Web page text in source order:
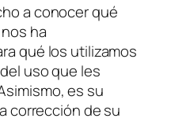
a conocer qué
ha
qué los utilizamos
uso que les
es su
corrección de su